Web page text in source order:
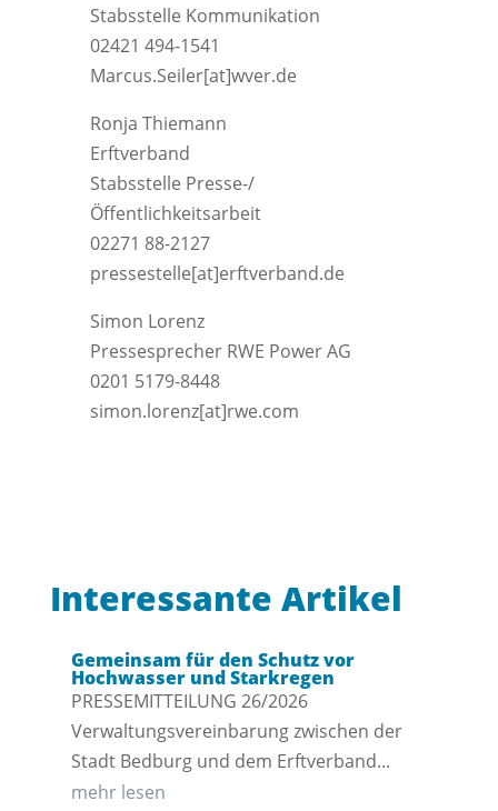
Stabsstelle Kommunikation
02421 494-1541
Marcus.Seiler[at]wver.de
Ronja Thiemann
Erftverband
Stabsstelle Presse-/
Öffentlichkeitsarbeit
02271 88-2127
pressestelle[at]erftverband.de
Simon Lorenz
Pressesprecher RWE Power AG
0201 5179-8448
simon.lorenz[at]rwe.com
Interessante Artikel
Gemeinsam für den Schutz vor
Hochwasser und Starkregen
PRESSEMITTEILUNG 26/2026
Verwaltungsvereinbarung zwischen der
Stadt Bedburg und dem Erftverband...
mehr lesen